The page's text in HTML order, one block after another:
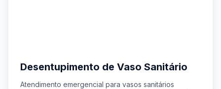
Desentupimento de Vaso Sanitário
Atendimento emergencial para vasos sanitários